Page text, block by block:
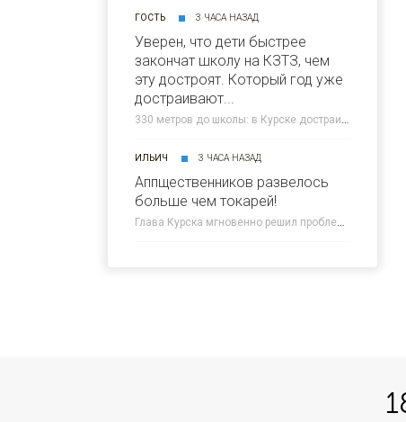
ГОСТЬ 3 ЧАСА НАЗАД
Уверен, что дети быстрее
закончат школу на КЗТЗ, чем
эту достроят. Который год уже
достраивают...
330 метров до школы: в Курске достраивают новую дорогу на Плевицкой » 46ТВ Курское Интернет Телевидение
ИЛЬИЧ 3 ЧАСА НАЗАД
Аппщественников развелось
больше чем токарей!
Глава Курска мгновенно решил проблему мусора на дороге » 46ТВ Курское Интернет Телевидение